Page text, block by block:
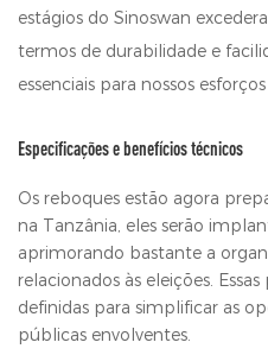
estágios do Sinoswan
termos de durabilidade e
essenciais para nossos
Especificações e benefícios técnicos
Os reboques estão agora
na Tanzânia, eles serão
aprimorando bastante a
relacionados às eleições.
definidas para simplificar as
públicas envolventes.